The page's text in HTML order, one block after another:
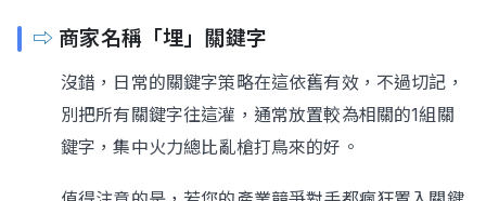
⇨ 商家名稱「埋」關鍵字
沒錯，日常的關鍵字策略在這依舊有效，不過切記，
別把所有關鍵字往這灌，通常放置較為相關的1組關
鍵字，集中火力總比亂槍打鳥來的好。